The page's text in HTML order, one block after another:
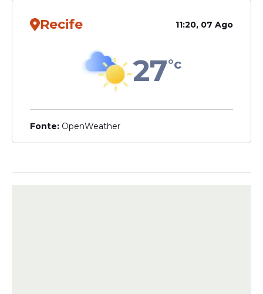
Veja Também
Na área da educação, o edital reúne
para Professor AEE, Professor de
Recife 11:20, 07 Ago
27°c
Fonte: OpenWeather